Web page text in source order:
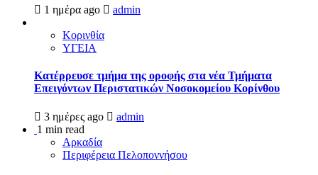
1 ημέρα ago admin
Κορινθία
ΥΓΕΙΑ
Kατέρρευσε τμήμα της οροφής στα νέα Τμήματα
Επειγόντων Περιστατικών Νοσοκομείου Κορίνθου
3 ημέρες ago
admin
1 min read
Αρκαδία
Περιφέρεια Πελοποννήσου